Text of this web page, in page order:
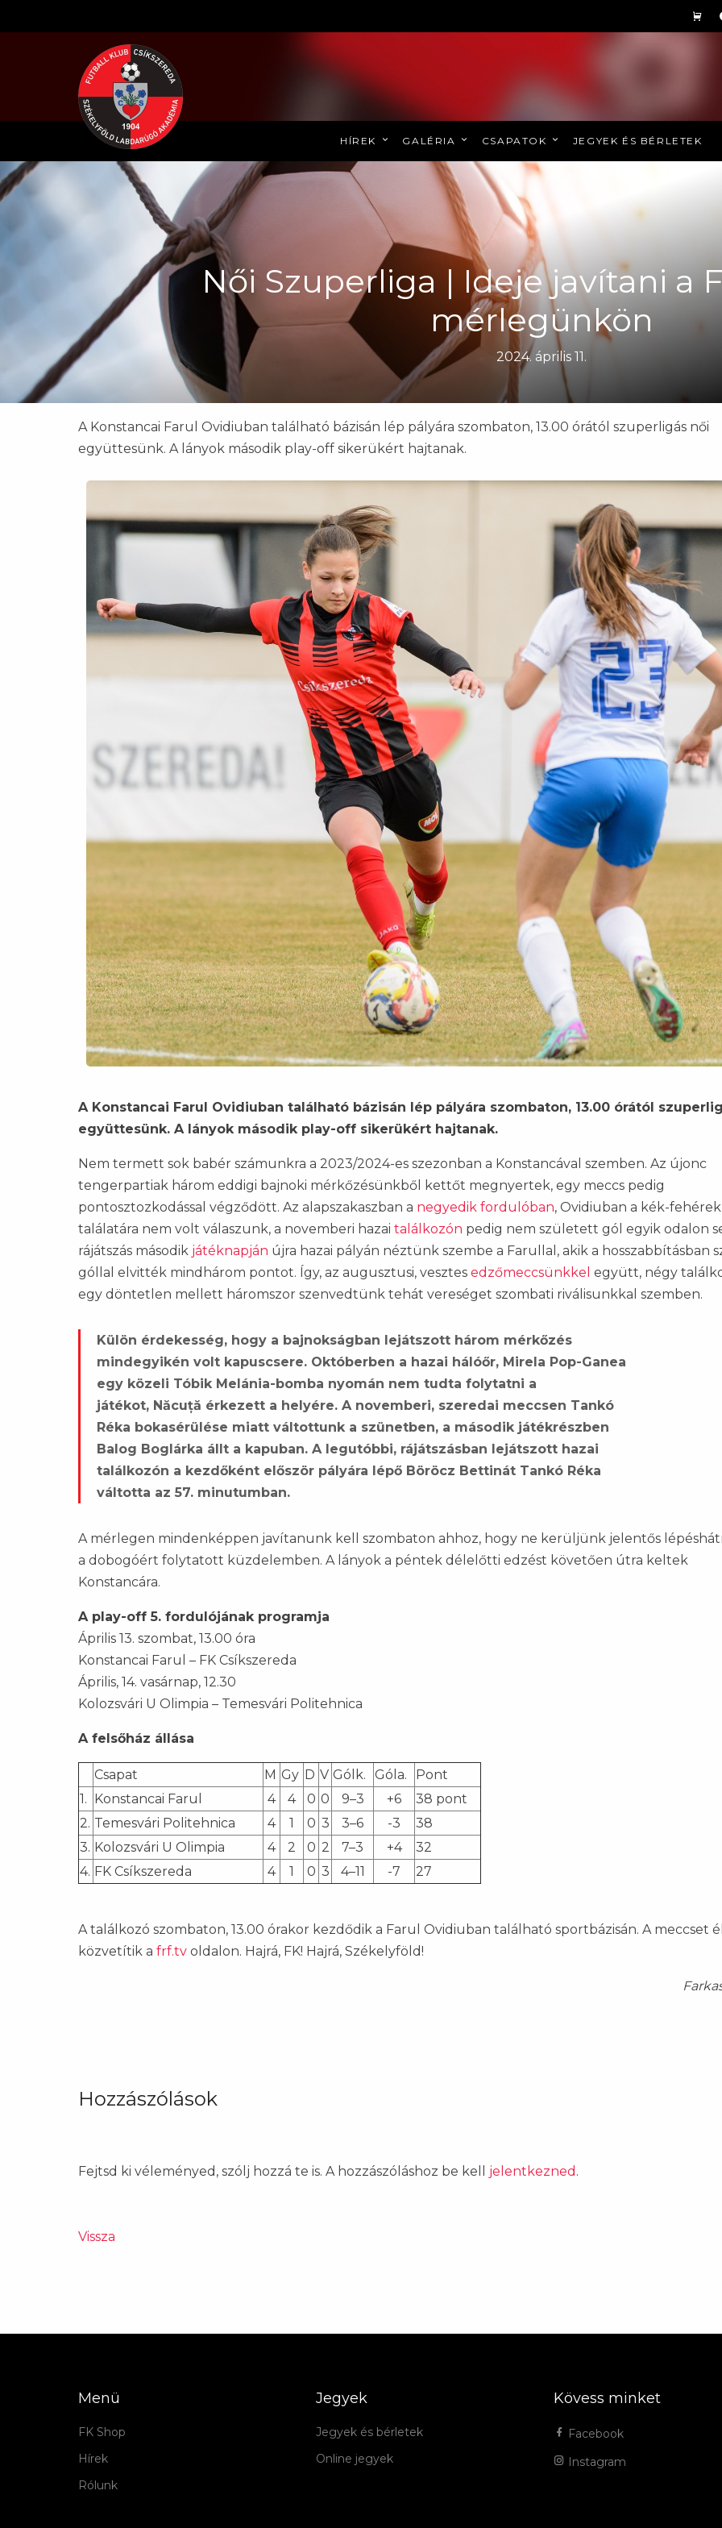
HÍREK GALÉRIA CSAPATOK JEGYEK ÉS BÉRLETEK
Női Szuperliga | Ideje javítani a
mérlegünkön
2024. április 11.
A Konstancai Farul Ovidiuban található bázisán lép pályára szombaton, 13.00 órától szuperligás női
együttesünk. A lányok második play-off sikerükért hajtanak.
A Konstancai Farul Ovidiuban található bázisán lép pályára szombaton, 13.00 órától
együttesünk. A lányok második play-off sikerükért hajtanak.
Nem termett sok babér számunkra a 2023/2024-es szezonban a Konstancával szemben. Az újonc
tengerpartiak három eddigi bajnoki mérkőzésünkből kettőt megnyertek, egy meccs pedig
pontosztozkodással végződött. Az alapszakaszban a negyedik fordulóban, Ovidiuban a kék-
találatára nem volt válaszunk, a novemberi hazai találkozón pedig nem született gól egyik odalon
rájátszás második játéknapján újra hazai pályán néztünk szembe a Farullal, akik a hosszabbításban
góllal elvitték mindhárom pontot. Így, az augusztusi, vesztes edzőmeccsünkkel együtt, négy
egy döntetlen mellett háromszor szenvedtünk tehát vereséget szombati riválisunkkal szemben.
Külön érdekesség, hogy a bajnokságban lejátszott három mérkőzés
mindegyikén volt kapuscsere. Októberben a hazai hálóőr, Mirela Pop-Ganea
egy közeli Tóbik Melánia-bomba nyomán nem tudta folytatni a
játékot, Năcuță érkezett a helyére. A novemberi, szeredai meccsen Tankó
Réka bokasérülése miatt váltottunk a szünetben, a második játékrészben
Balog Boglárka állt a kapuban. A legutóbbi, rájátszásban lejátszott hazai
találkozón a kezdőként először pályára lépő Böröcz Bettinát Tankó Réka
váltotta az 57. minutumban.
A mérlegen mindenképpen javítanunk kell szombaton ahhoz, hogy ne kerüljünk jelentős
a dobogóért folytatott küzdelemben. A lányok a péntek délelőtti edzést követően útra keltek
Konstancára.
A play-off 5. fordulójának programja
Április 13. szombat, 13.00 óra
Konstancai Farul – FK Csíkszereda
Április, 14. vasárnap, 12.30
Kolozsvári U Olimpia – Temesvári Politehnica
A felsőház állása
Csapat M Gy D V Gólk. Góla.
Pont
1. Konstancai Farul 4 4 0 0 9–3 +6
38 pont
2. Temesvári Politehnica 4 1 0 3 3–6 -3
38
3. Kolozsvári U Olimpia 4 2 0 2 7–3 +4
32
4. FK Csíkszereda 4 1 0 3 4–11 -7 27
A találkozó szombaton, 13.00 órakor kezdődik a Farul Ovidiuban található sportbázisán. A meccset
közvetítik a frf.tv oldalon. Hajrá, FK! Hajrá, Székelyföld!
Hozzászólások
Fejtsd ki véleményed, szólj hozzá te is. A hozzászóláshoz be kell jelentkezned .
Vissza
Menü
FK Shop
Hírek
Rólunk
Jegyek
Jegyek és bérletek
Online jegyek
Kövess minket
Facebook
Instagram